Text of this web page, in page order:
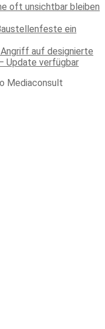
oft unsichtbar bleiben
ein
auf designierte
Update verfügbar
Mediaconsult